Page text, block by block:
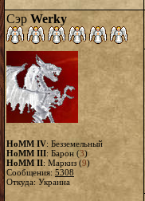
Сэр Werky
HoMM IV: Безземельный
HoMM III: Барон (3)
HoMM II: Маркиз (9)
Сообщения: 5308
Откуда: Украина